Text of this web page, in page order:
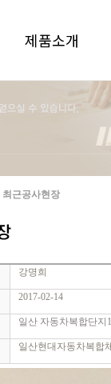
제품소개
최근공사현장
강명희
2017-02-14
일산 자동차복합단지
일산현대자동차복합